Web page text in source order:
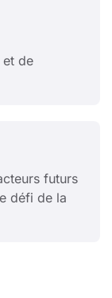
et de
futurs
défi de la